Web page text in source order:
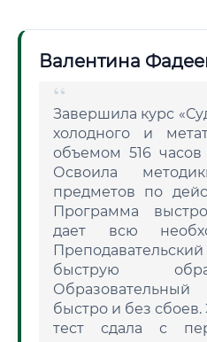
Валентина
Завершила курс
холодного и
объемом 516
Освоила
предметов по
Программа
дает всю
быструю
быстро и без
тест сдала с